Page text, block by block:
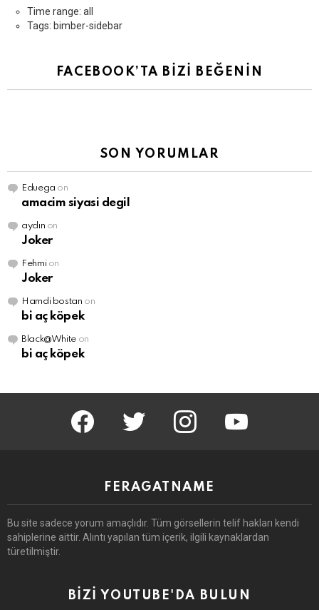
Time range: all
Tags: bimber-sidebar
FACEBOOK’TA BİZİ BEĞENİN
SON YORUMLAR
Eduega on
amacim siyasi degil
aydın on
Joker
Fehmi on
Joker
Hamdi bostan on
bi aç köpek
Black@White on
bi aç köpek
facebook twitter instagram youtube
FERAGATNAME
Bu site sadece yorum amaçlıdır. Tüm görsellerin telif hakları kendi
sahiplerine aittir. Alıntı yapılan tüm içerik, ilgili kaynaklardan
türetilmiştir.
BİZİ YOUTUBE'DA BULUN